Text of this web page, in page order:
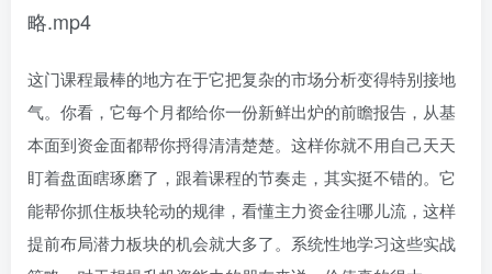
略.mp4
这门课程最棒的地方在于它把复杂的市场分析变得特别接地
气。你看，它每个月都给你一份新鲜出炉的前瞻报告，从基
本面到资金面都帮你捋得清清楚楚。这样你就不用自己天天
盯着盘面瞎琢磨了，跟着课程的节奏走，其实挺不错的。它
能帮你抓住板块轮动的规律，看懂主力资金往哪儿流，这样
提前布局潜力板块的机会就大多了。系统性地学习这些实战